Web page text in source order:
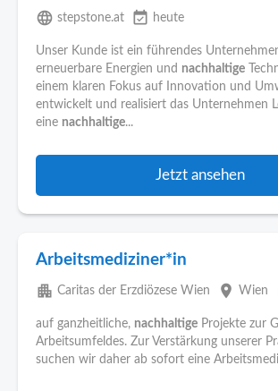
language stepstone.at event_available heute
Unser Kunde ist ein führendes
erneuerbare Energien und nachhaltige
einem klaren Fokus auf Innovation und
entwickelt und realisiert das Unternehmen
eine nachhaltige...
Jetzt ansehen
Arbeitsmediziner*in
apartment Caritas der Erzdiözese Wien place Wien
auf ganzheitliche, nachhaltige Projekte zur
Arbeitsumfeldes. Zur Verstärkung unserer
suchen wir daher ab sofort eine